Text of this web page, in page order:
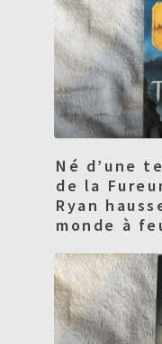
Né d’une
de la
Ryan
monde à